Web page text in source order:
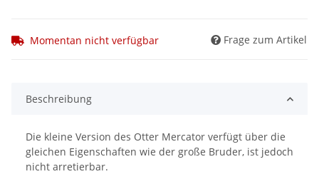
Momentan nicht verfügbar Frage zum Artikel
Beschreibung
Die kleine Version des Otter Mercator verfügt über die
gleichen Eigenschaften wie der große Bruder, ist jedoch
nicht arretierbar.